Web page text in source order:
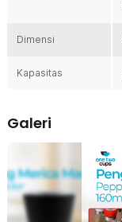
untuk penggunaan
Tingkat Kehalusan
disesuaikan mulai
memilih tekstur
berbagai resep.
Kapasitas 160 ml
Kapasitas 160 ml
sering melakukan
hitam, lada putih,
lainnya. Ukurannya
Dimensi
Kapasitas
Galeri